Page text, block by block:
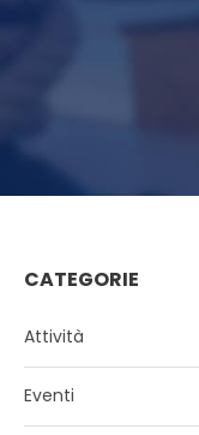
CATEGORIE
Attività
Eventi